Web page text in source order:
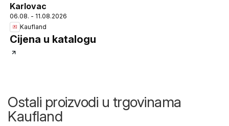
Karlovac
06.08. - 11.08.2026
Kaufland
Cijena u katalogu
Ostali proizvodi u trgovinama
Kaufland